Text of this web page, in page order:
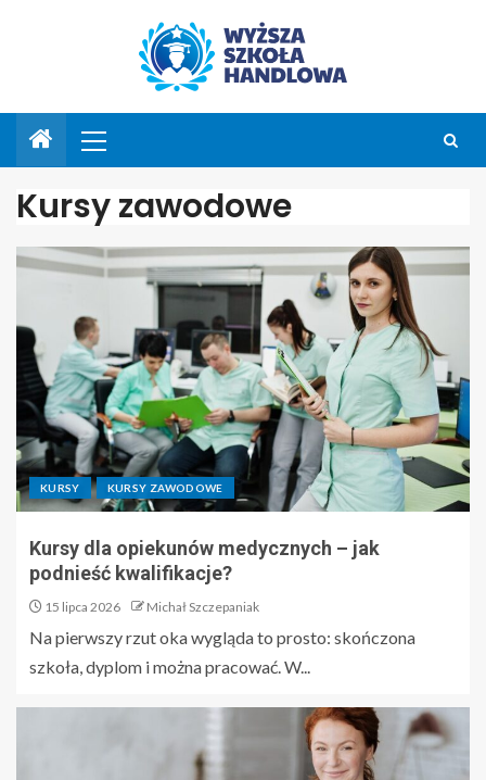
Kursy zawodowe
KURSY KURSY ZAWODOWE
Kursy dla opiekunów medycznych – jak
podnieść kwalifikacje?
15 lipca 2026 Michał Szczepaniak
Na pierwszy rzut oka wygląda to prosto: skończona
szkoła, dyplom i można pracować. W...